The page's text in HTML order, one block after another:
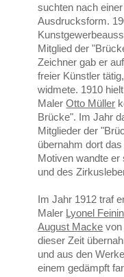
suchten nach
Ausdrucksform.
Mitglied der
Zeichner gab er
freier Künstler
widmete. 1910
MalerOtto Müller
Brücke". Im Jahr
Mitglieder der
übernahm dort
Motiven wandte
und des
Im Jahr 1912 traf
Maler Lyonel
August Macke von
dieser Zeit
und aus den
einem gedämpft